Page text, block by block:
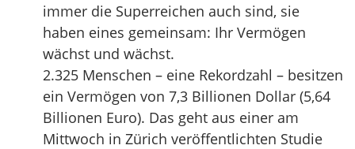
immer die Superreichen auch sind, sie
haben eines gemeinsam: Ihr Vermögen
wächst und wächst.
2.325 Menschen – eine Rekordzahl – besitzen
ein Vermögen von 7,3 Billionen Dollar (5,64
Billionen Euro). Das geht aus einer am
Mittwoch in Zürich veröffentlichten Studie